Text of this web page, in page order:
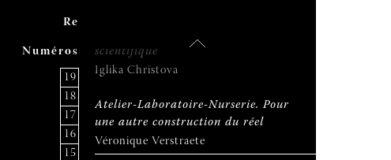
Revu
e
N uméros
19
18
17
16
15
scientifique
Iglika Christova
Atelier-Laboratoire-Nurserie. Pour
une autre construction du réel
Véronique Verstraete